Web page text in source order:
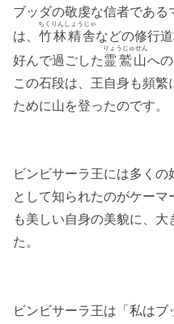
ブッダの敬虔な信者であ
は、 竹林精舎
ちくりんしょうじゃ
などの修行
好んで過ごした霊鷲山
りょうじゅせん
へ
この石段は、王自身も頻繁
ために山を登ったのです。
ビンビサーラ王には多く
として知られたのがケーマ
も美しい自身の美貌に、
た。
ビンビサーラ王は「私は